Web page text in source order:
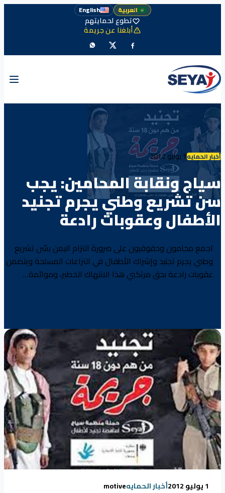
العربية English
تطوع لحمايتهم
أبلغنا عن جريمة
أخبار الحمايه1 يوليو 2012
سياج ونقابة المحامين: يجب
سن تشريع وطني يجرم تجنيد
الأطفال وعقوبات رادعة
اجمع محامون وحقوقيون على ضرورة التزام اليمن بسّن تشريع
وطني يجرم تجنيد وإشراك الأطفال في النزاعات المسلحة ويتضمن
عقوبات رادعة بحق مرتكبي هذا الانتهاك الخطير، وموائمة…
1 يوليو 2012 أخبار الحمايهmotive